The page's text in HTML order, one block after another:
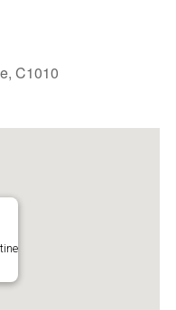
C1010